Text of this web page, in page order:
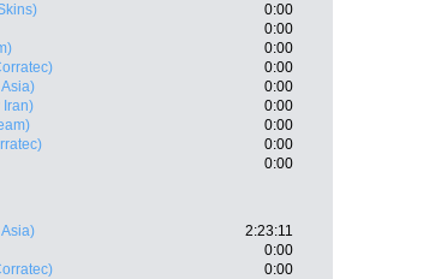
0:00
0:00
0:00
0:00
0:00
Iran)
0:00
0:00
0:00
0:00
2:23:11
0:00
0:00